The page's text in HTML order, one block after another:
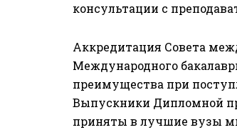
консультации с
Аккредитация Совета
Международного
преимущества при
Выпускники Дипломной
приняты в лучшие вузы